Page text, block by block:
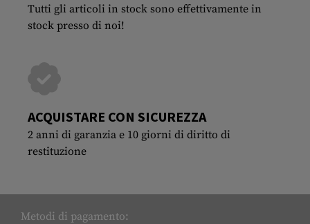
Tutti gli articoli in stock sono effettivamente in
stock presso di noi!
ACQUISTARE CON SICUREZZA
2 anni di garanzia e 10 giorni di diritto di
restituzione
Metodi di pagamento: